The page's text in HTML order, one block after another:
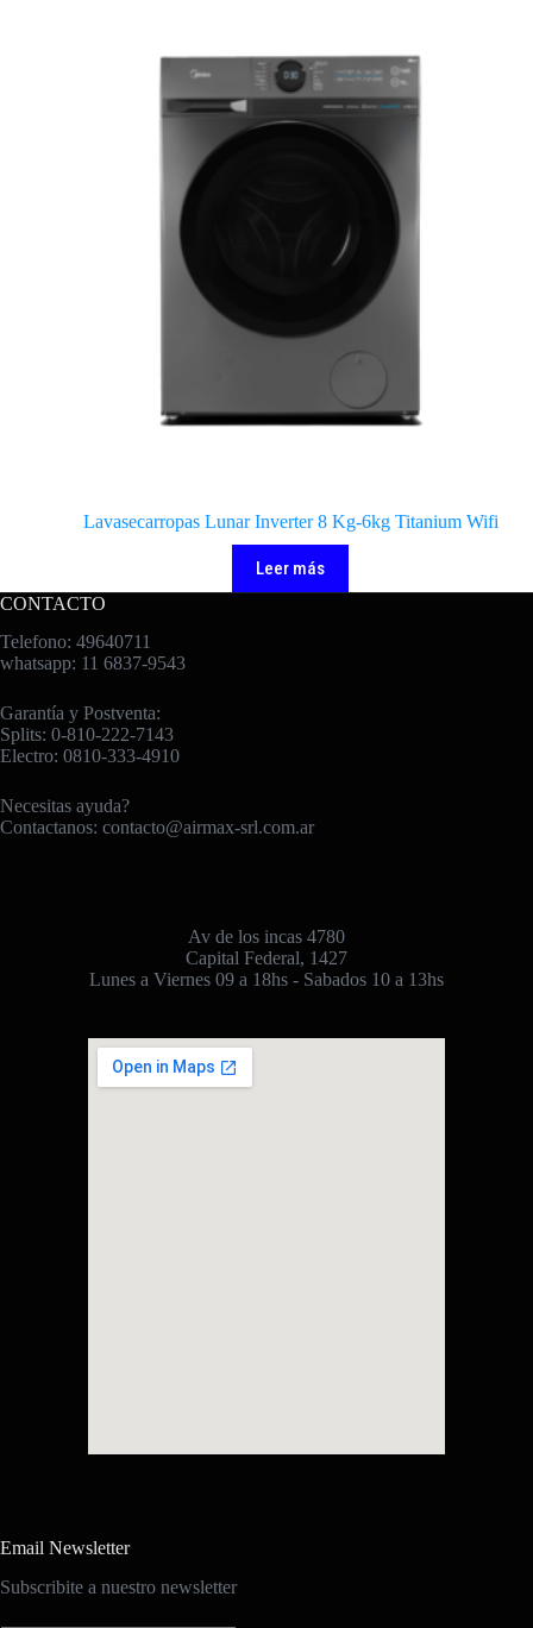
Lavasecarropas Lunar Inverter 8 Kg-6kg Titanium Wifi
Leer más
CONTACTO
Telefono: 49640711
whatsapp: 11 6837-9543
Garantía y Postventa:
Splits: 0-810-222-7143
Electro: 0810-333-4910
Necesitas ayuda?
Contactanos: contacto@airmax-srl.com.ar
Av de los incas 4780
Capital Federal, 1427
Lunes a Viernes 09 a 18hs - Sabados 10 a 13hs
Email Newsletter
Subscribite a nuestro newsletter